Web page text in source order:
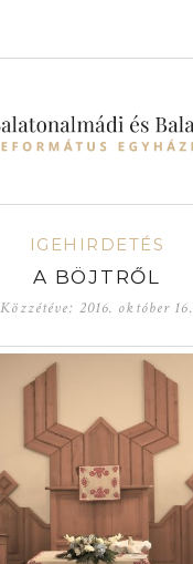
IGEHIRDETÉS
A BÖJTRŐL
Közzétéve: 2016. október 16.